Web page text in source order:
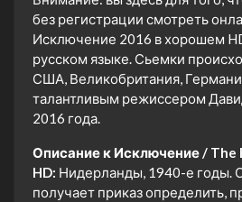
без регистрации смотреть
Исключение 2016 в хорошем
русском языке. Сьемки
США, Великобритания,
талантливым режиссером
2016 года.
Описание к Исключение / The
HD: Нидерланды, 1940-е годы.
получает приказ определить,